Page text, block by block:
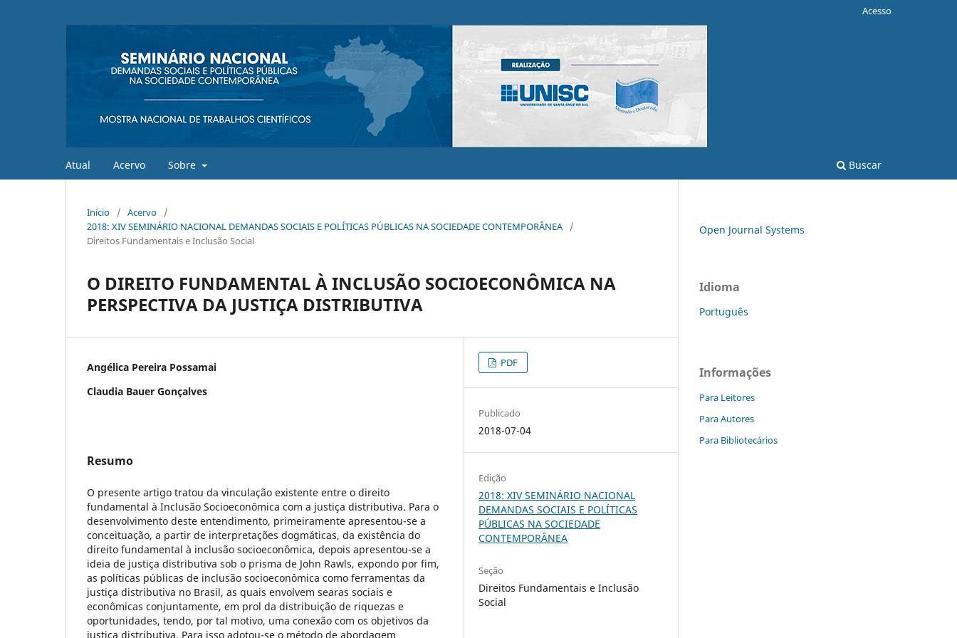
Atual Acervo Sobre Buscar
Acesso
Início / Acervo
/
2018: XIV SEMINÁRIO NACIONAL DEMANDAS SOCIAIS E POLÍTICAS PÚBLICAS NA SOCIEDADE CONTEMPORÂNEA
/
Direitos Fundamentais e Inclusão Social
O DIREITO FUNDAMENTAL À INCLUSÃO SOCIOECONÔMICA NA
PERSPECTIVA DA JUSTIÇA DISTRIBUTIVA
Angélica Pereira Possamai
Claudia Bauer Gonçalves
Resumo
O presente artigo tratou da vinculação existente entre o direito
fundamental à Inclusão Socioeconômica com a justiça distributiva. Para o
desenvolvimento deste entendimento, primeiramente apresentou-se a
conceituação, a partir de interpretações dogmáticas, da existência do
direito fundamental à inclusão socioeconômica, depois apresentou-se a
ideia de justiça distributiva sob o prisma de John Rawls, expondo por fim,
as políticas públicas de inclusão socioeconômica como ferramentas da
justiça distributiva no Brasil, as quais envolvem searas sociais e
econômicas conjuntamente, em prol da distribuição de riquezas e
oportunidades, tendo, por tal motivo, uma conexão com os objetivos da
justiça distributiva. Para isso adotou-se o método de abordagem
PDF
Publicado
2018-07-04
Edição
2018: XIV SEMINÁRIO NACIONAL
DEMANDAS SOCIAIS E POLÍTICAS
PÚBLICAS NA SOCIEDADE
CONTEMPORÂNEA
Seção
Direitos Fundamentais e Inclusão
Social
Open Journal Systems
Idioma
Português
Informações
Para Leitores
Para Autores
Para Bibliotecários